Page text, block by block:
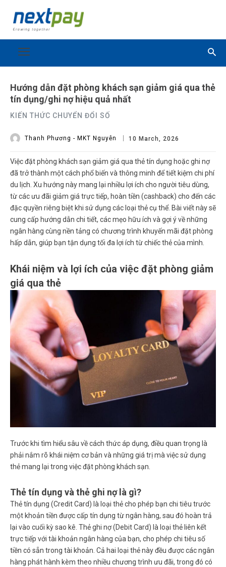
Hướng dẫn đặt phòng khách sạn giảm giá qua thẻ
tín dụng/ghi nợ hiệu quả nhất
KIẾN THỨC CHUYỂN ĐỔI SỐ
Thanh Phương - MKT Nguyễn 10 March, 2026
Việcđặt phòng khách sạn giảm giá qua thẻtín dụng hoặc ghi nợ
đã trở thành một cách phổ biến và thông minh để tiết kiệm chi phí
du lịch. Xu hướng này mang lại nhiều lợi ích cho người tiêu dùng,
từ các ưu đãi giảm giá trực tiếp, hoàn tiền (cashback) cho đến các
đặc quyền riêng biệt khi sử dụng các loại thẻ cụ thể. Bài viết này sẽ
cung cấp hướng dẫn chi tiết, các mẹo hữu ích và gợi ý về những
ngân hàng cùng nền tảng có chương trình khuyến mãi đặt phòng
hấp dẫn, giúp bạn tận dụng tối đa lợi ích từ chiếc thẻ của mình.
Khái niệm và lợi ích của việc đặt phòng giảm
giá qua thẻ
Trước khi tìm hiểu sâu về cách thức áp dụng, điều quan trọng là
phải nắm rõ khái niệm cơ bản và những giá trị mà việc sử dụng
thẻ mang lại trong việc đặt phòng khách sạn.
Thẻ tín dụng và thẻ ghi nợ là gì?
Thẻ tín dụng (Credit Card) là loại thẻ cho phép bạn chi tiêu trước
một khoản tiền được cấp tín dụng từ ngân hàng, sau đó hoàn trả
lại vào cuối kỳ sao kê. Thẻ ghi nợ (Debit Card) là loại thẻ liên kết
trực tiếp với tài khoản ngân hàng của bạn, cho phép chi tiêu số
tiền có sẵn trong tài khoản. Cả hai loại thẻ này đều được các ngân
hàng phát hành kèm theo nhiều chương trình ưu đãi, trong đó có